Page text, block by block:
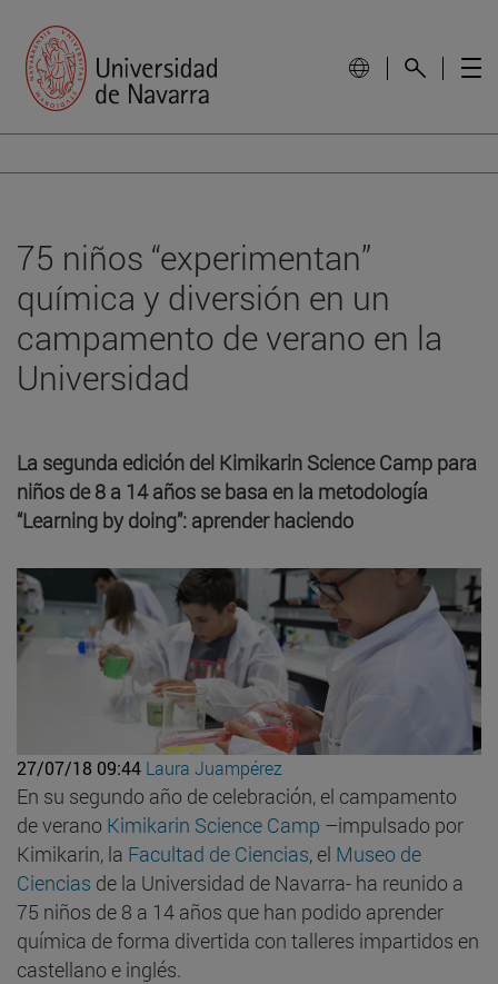
75 niños “experimentan”
química y diversión en un
campamento de verano en la
Universidad
La segunda edición del Kimikarin Science Camp para
niños de 8 a 14 años se basa en la metodología
“Learning by doing”: aprender haciendo
27/07/18 09:44 Laura Juampérez
En su segundo año de celebración, el campamento
de verano Kimikarin Science Camp –impulsado por
Kimikarin, la Facultad de Ciencias, el Museo de
Ciencias de la Universidad de Navarra- ha reunido a
75 niños de 8 a 14 años que han podido aprender
química de forma divertida con talleres impartidos en
castellano e inglés.